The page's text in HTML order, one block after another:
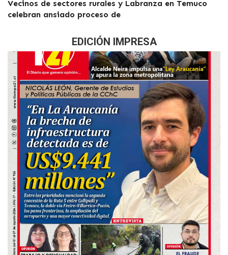
Vecinos de sectores rurales y Labranza en Temuco
celebran ansiado proceso de
EDICIÓN IMPRESA